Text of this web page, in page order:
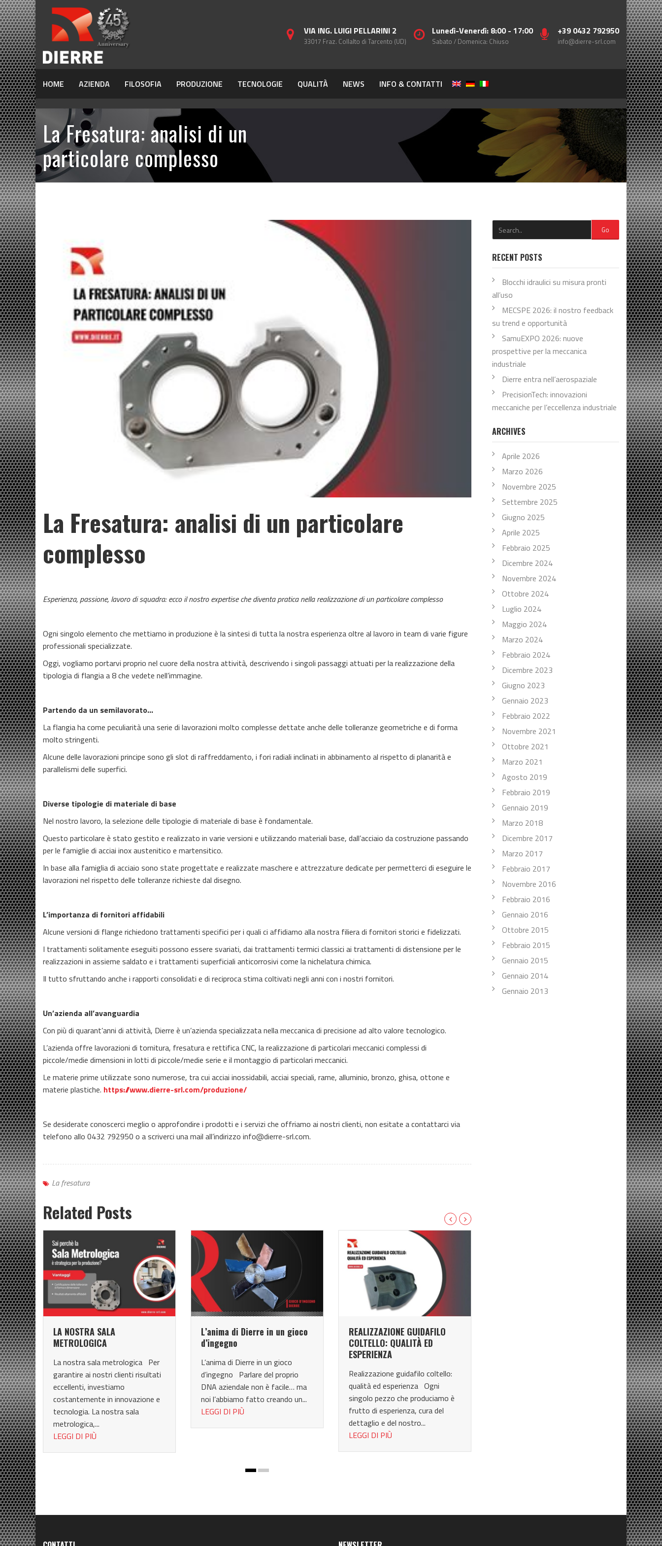
VIA ING. LUIGI PELLARINI 2
33017 Fraz. Collalto di Tarcento (UD)
Lunedì-Venerdì: 8:00 - 17:00
Sabato / Domenica: Chiuso
+39 0432 792950
info@dierre-srl.com
HOME AZIENDA FILOSOFIA PRODUZIONE TECNOLOGIE QUALITÀ NEWS INFO & CONTATTI
La Fresatura: analisi di un
particolare complesso
La Fresatura: analisi di un particolare
complesso
Esperienza, passione, lavoro di squadra: ecco il nostro expertise che diventa pratica nella realizzazione di un particolare complesso
Ogni singolo elemento che mettiamo in produzione è la sintesi di tutta la nostra esperienza oltre al lavoro in team di varie figure
professionali specializzate.
Oggi, vogliamo portarvi proprio nel cuore della nostra attività, descrivendo i singoli passaggi attuati per la realizzazione della
tipologia di flangia a 8 che vedete nell’immagine.
Partendo da un semilavorato…
La flangia ha come peculiarità una serie di lavorazioni molto complesse dettate anche delle tolleranze geometriche e di forma
molto stringenti.
Alcune delle lavorazioni principe sono gli slot di raffreddamento, i fori radiali inclinati in abbinamento al rispetto di planarità e
parallelismi delle superfici.
Diverse tipologie di materiale di base
Nel nostro lavoro, la selezione delle tipologie di materiale di base è fondamentale.
Questo particolare è stato gestito e realizzato in varie versioni e utilizzando materiali base, dall’acciaio da costruzione passando
per le famiglie di acciai inox austenitico e martensitico.
In base alla famiglia di acciaio sono state progettate e realizzate maschere e attrezzature dedicate per permetterci di eseguire le
lavorazioni nel rispetto delle tolleranze richieste dal disegno.
L’importanza di fornitori affidabili
Alcune versioni di flange richiedono trattamenti specifici per i quali ci affidiamo alla nostra filiera di fornitori storici e fidelizzati.
I trattamenti solitamente eseguiti possono essere svariati, dai trattamenti termici classici ai trattamenti di distensione per le
realizzazioni in assieme saldato e i trattamenti superficiali anticorrosivi come la nichelatura chimica.
Il tutto sfruttando anche i rapporti consolidati e di reciproca stima coltivati negli anni con i nostri fornitori.
Un’azienda all’avanguardia
Con più di quarant’anni di attività, Dierre è un’azienda specializzata nella meccanica di precisione ad alto valore tecnologico.
L’azienda offre lavorazioni di tornitura, fresatura e rettifica CNC, la realizzazione di particolari meccanici complessi di
piccole/medie dimensioni in lotti di piccole/medie serie e il montaggio di particolari meccanici.
Le materie prime utilizzate sono numerose, tra cui acciai inossidabili, acciai speciali, rame, alluminio, bronzo, ghisa, ottone e
materie plastiche. https://www.dierre-srl.com/produzione/
Se desiderate conoscerci meglio o approfondire i prodotti e i servizi che offriamo ai nostri clienti, non esitate a contattarci via
telefono allo 0432 792950 o a scriverci una mail all’indirizzo info@dierre-srl.com.
La fresatura
Related Posts
LA NOSTRA SALA
METROLOGICA
La nostra sala metrologica Per
garantire ai nostri clienti risultati
eccellenti, investiamo
costantemente in innovazione e
tecnologia. La nostra sala
metrologica,...
LEGGI DI PIÙ
L’anima di Dierre in un gioco
d’ingegno
L’anima di Dierre in un gioco
d’ingegno Parlare del proprio
DNA aziendale non è facile… ma
noi l’abbiamo fatto creando un...
LEGGI DI PIÙ
REALIZZAZIONE GUIDAFILO
COLTELLO: QUALITÀ ED
ESPERIENZA
Realizzazione guidafilo coltello:
qualità ed esperienza Ogni
singolo pezzo che produciamo è
frutto di esperienza, cura del
dettaglio e del nostro...
LEGGI DI PIÙ
Go
RECENT POSTS
Blocchi idraulici su misura pronti
all’uso
MECSPE 2026: il nostro feedback
su trend e opportunità
SamuEXPO 2026: nuove
prospettive per la meccanica
industriale
Dierre entra nell’aerospaziale
PrecisionTech: innovazioni
meccaniche per l’eccellenza industriale
ARCHIVES
Aprile 2026
Marzo 2026
Novembre 2025
Settembre 2025
Giugno 2025
Aprile 2025
Febbraio 2025
Dicembre 2024
Novembre 2024
Ottobre 2024
Luglio 2024
Maggio 2024
Marzo 2024
Febbraio 2024
Dicembre 2023
Giugno 2023
Gennaio 2023
Febbraio 2022
Novembre 2021
Ottobre 2021
Marzo 2021
Agosto 2019
Febbraio 2019
Gennaio 2019
Marzo 2018
Dicembre 2017
Marzo 2017
Febbraio 2017
Novembre 2016
Febbraio 2016
Gennaio 2016
Ottobre 2015
Febbraio 2015
Gennaio 2015
Gennaio 2014
Gennaio 2013